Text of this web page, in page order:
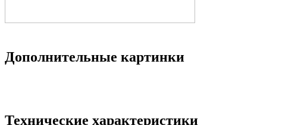
Дополнительные картинки
Технические характеристики